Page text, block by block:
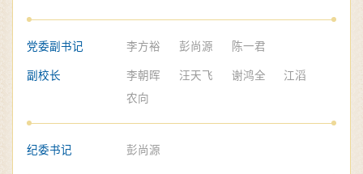
党委副书记 李方裕 彭尚源 陈一君
副校长 李朝晖 汪天飞 谢鸿全
江滔
农向
纪委书记 彭尚源